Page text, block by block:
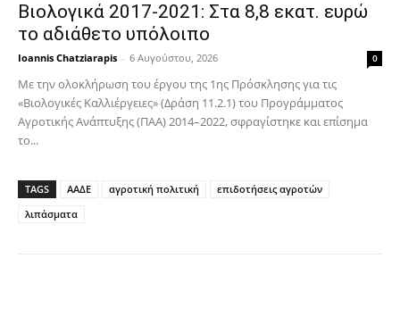
Βιολογικά 2017-2021: Στα 8,8 εκατ. ευρώ
το αδιάθετο υπόλοιπο
Ioannis Chatziarapis - 6 Αυγούστου, 2026 0
Με την ολοκλήρωση του έργου της 1ης Πρόσκλησης για τις
«Βιολογικές Καλλιέργειες» (Δράση 11.2.1) του Προγράμματος
Αγροτικής Ανάπτυξης (ΠΑΑ) 2014–2022, σφραγίστηκε και επίσημα
το...
TAGS ΑΑΔΕ αγροτική πολιτική
επιδοτήσεις αγροτών
λιπάσματα